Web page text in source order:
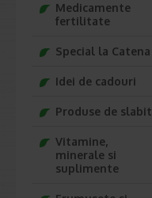
Medicamente
fertilitate
Special la Catena
Idei de cadouri
Produse de slabit
Vitamine,
minerale si
suplimente